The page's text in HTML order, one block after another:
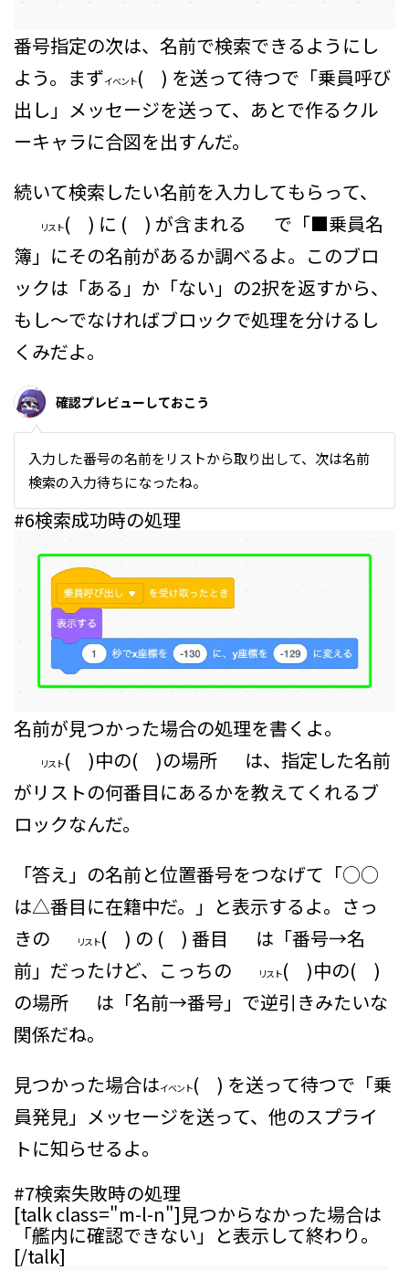
番号指定の次は、名前で検索できるようにし
よう。まずイベント( ) を送って待つで「乗員呼び
出し」メッセージを送って、あとで作るクル
ーキャラに合図を出すんだ。
続いて検索したい名前を入力してもらって、
リスト( ) に ( ) が含まれる
で「■乗員名
簿」にその名前があるか調べるよ。このブロ
ックは「ある」か「ない」の2択を返すから、
もし〜でなければブロックで処理を分けるし
くみだよ。
確認プレビューしておこう
入力した番号の名前をリストから取り出して、次は名前
検索の入力待ちになったね。
#6検索成功時の処理
名前が見つかった場合の処理を書くよ。
リスト( )中の( )の場所
は、指定した名前
がリストの何番目にあるかを教えてくれるブ
ロックなんだ。
「答え」の名前と位置番号をつなげて「○○
は△番目に在籍中だ。」と表示するよ。さっ
きの
リスト( ) の ( ) 番目
は「番号→名
前」だったけど、こっちの
リスト( )中の( )
の場所
は「名前→番号」で逆引きみたいな
関係だね。
見つかった場合はイベント( ) を送って待つで「乗
員発見」メッセージを送って、他のスプライ
トに知らせるよ。
#7検索失敗時の処理
[talk class="m-l-n"]見つからなかった場合は
「艦内に確認できない」と表示して終わり。
[/talk]